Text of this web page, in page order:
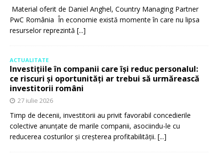
Material oferit de Daniel Anghel, Country Managing Partner
PwC România În economie există momente în care nu lipsa
resurselor reprezintă [...]
ACTUALITATE
Investițiile în companii care își reduc personalul:
ce riscuri și oportunități ar trebui să urmărească
investitorii români
27 iulie 2026
Timp de decenii, investitorii au privit favorabil concedierile
colective anunțate de marile companii, asociindu-le cu
reducerea costurilor și creșterea profitabilității. [...]